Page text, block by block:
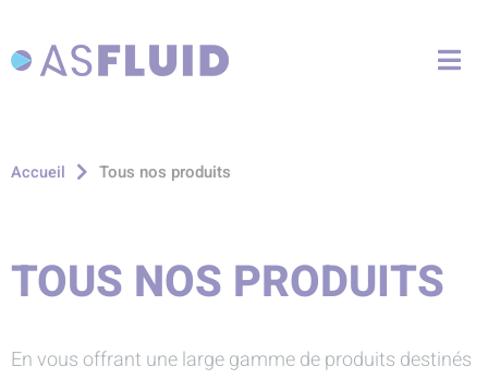
Aller à la recherche
Accueil Tous nos produits
TOUS NOS PRODUITS
En vous offrant une large gamme de produits destinés